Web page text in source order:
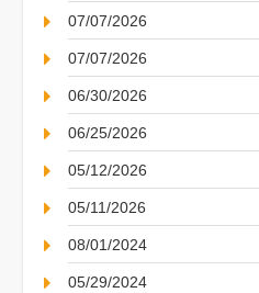
07/07/2026
07/07/2026
06/30/2026
06/25/2026
05/12/2026
05/11/2026
08/01/2024
05/29/2024